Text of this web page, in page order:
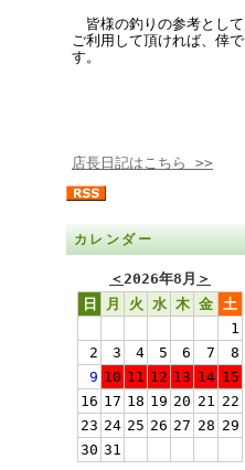
皆様の釣りの参考として
ご利用して頂ければ、倖で
す。
店長日記はこちら >>
カレンダー
＜2026年8月 ＞
日
月 火 水 木 金 土
1
2
3 4 5 6 7
8
9 10 11 12 13 14 15
16 17 18 19 20 21 22
23 24 25 26 27 28 29
30 31